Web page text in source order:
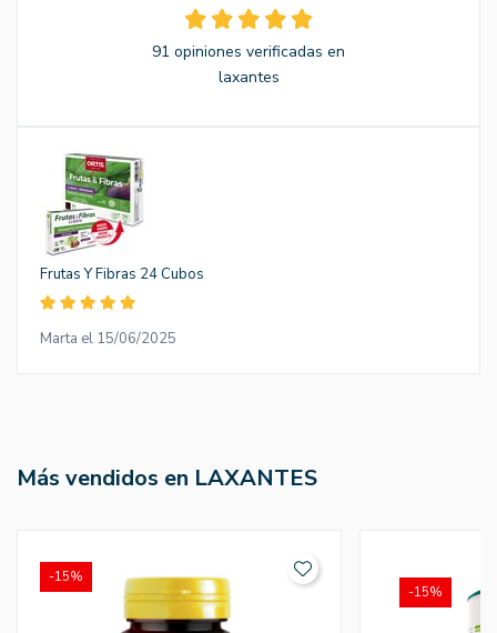
91 opiniones verificadas en
laxantes
Frutas Y Fibras 24 Cubos
Marta el 15/06/2025
Más vendidos en LAXANTES
-15%
-15%